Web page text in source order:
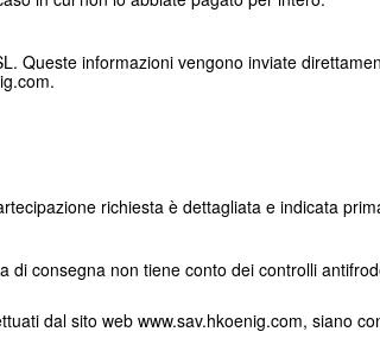
Queste informazioni vengono inviate
richiesta è dettagliata e indicata
consegna non tiene conto dei controlli
dal sito web www.sav.hkoenig.com, siano